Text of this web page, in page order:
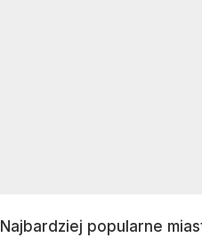
Najbardziej popularne